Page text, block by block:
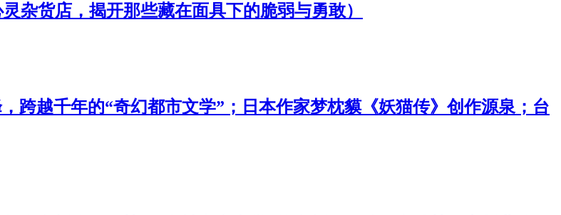
杂货店，揭开那些藏在面具下的脆弱与勇敢）
跨越千年的“奇幻都市文学”；日本作家梦枕貘《妖猫传》创作源泉；台